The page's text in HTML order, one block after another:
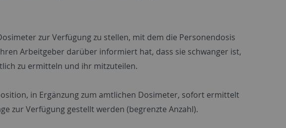
zur Verfügung zu stellen, mit dem die Personendosis
Arbeitgeber darüber informiert hat, dass sie schwanger ist,
zu ermitteln und ihr mitzuteilen.
in Ergänzung zum amtlichen Dosimeter, sofort ermittelt
zur Verfügung gestellt werden (begrenzte Anzahl).